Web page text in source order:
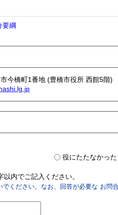
綱
今橋町1番地 (豊橋市役所 西館5階)
役にたたなかった
内でご記入ください。
ください。なお、回答が必要な お問